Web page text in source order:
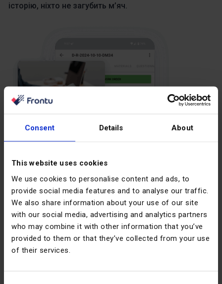
Consent Details About
This website uses cookies
We use cookies to personalise content and ads, to
provide social media features and to analyse our traffic.
We also share information about your use of our site
with our social media, advertising and analytics partners
who may combine it with other information that you’ve
provided to them or that they’ve collected from your use
of their services.
історію, ніхто не загубить м’яч.